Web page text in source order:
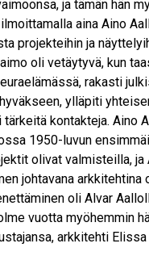
ja tämän hän
aina Aino
projekteihin ja
oli vetäytyvä, kun
rakasti
ylläpiti
tärkeitä kontakteja. Aino
1950-luvun
olivat valmisteilla, ja
johtavana arkkitehtina
oli Alvar
vuotta myöhemmin
arkkitehti